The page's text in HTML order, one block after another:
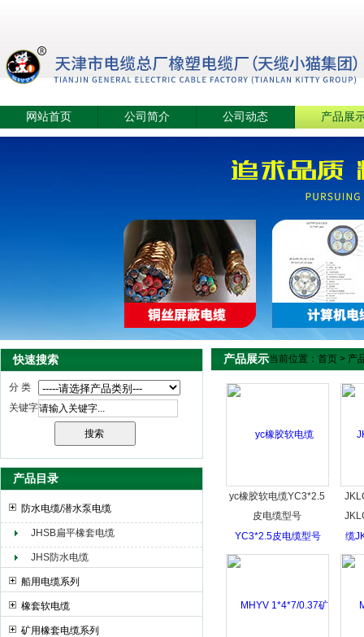
天津市电缆总厂橡塑电缆厂（天缆小猫集团）
网站首页 公司简介 公司动态 产品展
快速搜索
分 类
关键字
产品目录
防水电缆/潜水泵电缆
JHSB扁平橡套电缆
JHS防水电缆
船用电缆系列
橡套软电缆
矿用橡套电缆系列
产品展示当前位置： 首页 > 产
yc橡胶软电缆YC3*2.5
皮电缆型号